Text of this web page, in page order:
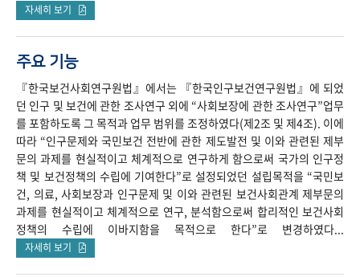
자세히 보기
주요 기능
『한국보건사회연구원법』에서는 『한국인구보건연구원법』에 되었
던 인구 및 보건에 관한 조사연구 외에 “사회보장에 관한 조사연구”업무
를 포함하도록 그 목적과 업무 범위를 조정하였다(제2조 및 제4조). 이에
따라 “인구문제와 국민보건 전반에 관한 제도발전 및 이와 관련된 제부
문의 과제를 현실적이고 체계적으로 연구하게 함으로써 국가의 인구정
책 및 보건정책의 수립에 기여한다”로 설정되었던 설립목적을 “국민보
건, 의료, 사회보장과 인구문제 및 이와 관련된 보건사회관계 제부문의
과제를 현실적이고 체계적으로 연구, 분석함으로써 합리적인 보건사회
정책의 수립에 이바지함을 목적으로 한다”로 변경하였다...
자세히 보기